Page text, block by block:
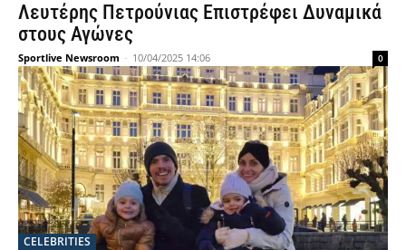
Λευτέρης Πετρούνιας Επιστρέφει Δυναμικά
στους Αγώνες
Sportlive Newsroom - 10/04/2025 14:06 0
CELEBRITIES